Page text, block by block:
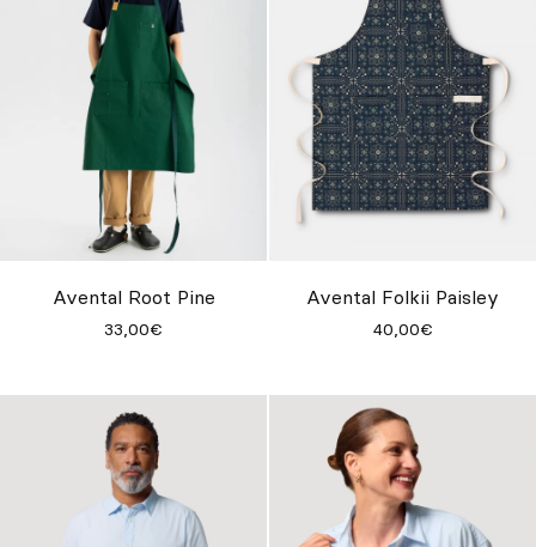
Avental Root Pine
33,00€
Avental Folkii Paisley
40,00€